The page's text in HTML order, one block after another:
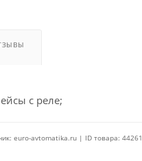
с реле;
euro-avtomatika.ru | ID товара: 44261